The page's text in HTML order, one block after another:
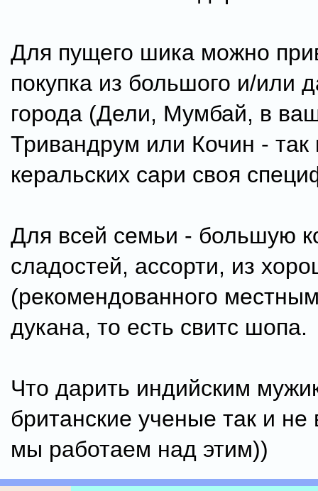
Для пущего шика можно
покупка из большого и/или
города (Дели, Мумбай, в
Тривандрум или Кочин - так
керальских сари своя
Для всей семьи - большую
сладостей, ассорти, из
(рекомендованного
дукана, то есть свитс шопа.
Что дарить индийским
британские ученые так и
мы работаем над этим))